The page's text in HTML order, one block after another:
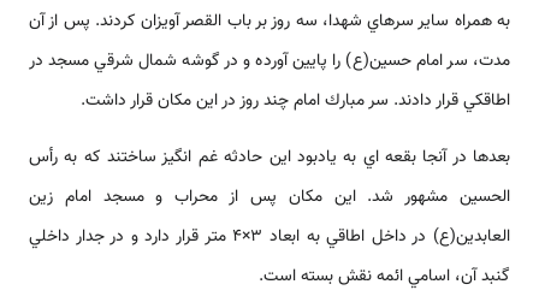
به همراه ساير سرهاي شهدا، سه روز بر باب القصر آويزان كردند. پس از آن
مدت، سر امام حسين(ع) را پايين آورده و در گوشه شمال شرقي مسجد در
اطاقكي قرار دادند. سر مبارك امام چند روز در اين مكان قرار داشت.
بعدها در آنجا بقعه اي به يادبود اين حادثه غم انگيز ساختند كه به رأس
الحسين مشهور شد. اين مكان پس از محراب و مسجد امام زين
العابدين(ع) در داخل اطاقي به ابعاد 3×4 متر قرار دارد و در جدار داخلي
گنبد آن، اسامي ائمه نقش بسته است.